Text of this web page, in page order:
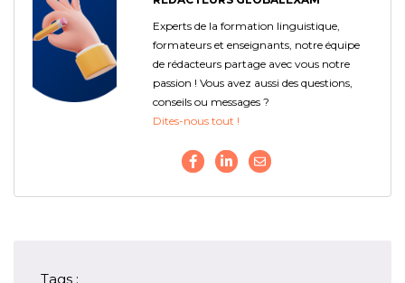
Experts de la formation linguistique,
formateurs et enseignants, notre équipe
de rédacteurs partage avec vous notre
passion ! Vous avez aussi des questions,
conseils ou messages ?
Dites-nous tout !
Tags :